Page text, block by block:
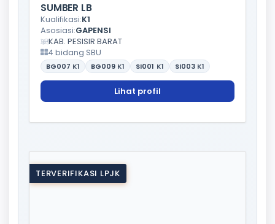
SUMBER LB
Kualifikasi:K1
Asosiasi:GAPENSI
KAB. PESISIR BARAT
4 bidang SBU
BG007 K1 BG009 K1 SI001 K1 SI003 K1
Lihat profil
TERVERIFIKASI LPJK